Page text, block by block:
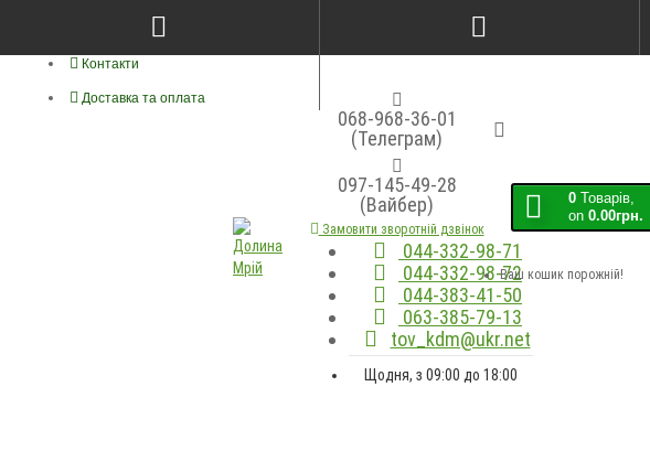
Контакти
Доставка та оплата
068-968-36-01
(Телеграм)
097-145-49-28
(Вайбер)
Замовити зворотній дзвінок
044-332-98-71
044-332-98-72
044-383-41-50
063-385-79-13
tov_kdm@ukr.net
Щодня, з 09:00 до 18:00
0 Товарів,
on 0.00грн.
Ваш кошик порожній!